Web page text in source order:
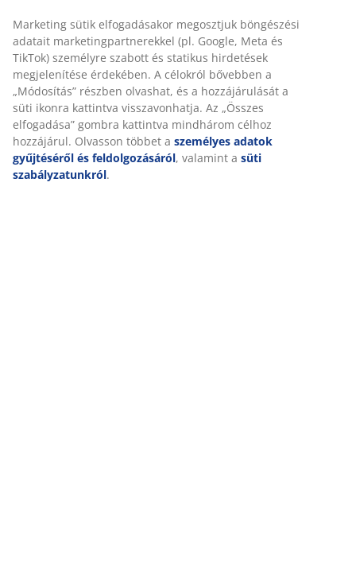
Marketing sütik elfogadásakor megosztjuk böngészési
adatait marketingpartnerekkel (pl. Google, Meta és
TikTok) személyre szabott és statikus hirdetések
megjelenítése érdekében. A célokról bővebben a
„Módosítás” részben olvashat, és a hozzájárulását a
süti ikonra kattintva visszavonhatja. Az „Összes
elfogadása” gombra kattintva mindhárom célhoz
hozzájárul. Olvasson többet a személyes adatok
gyűjtéséről és feldolgozásáról, valamint a süti
szabályzatunkról.